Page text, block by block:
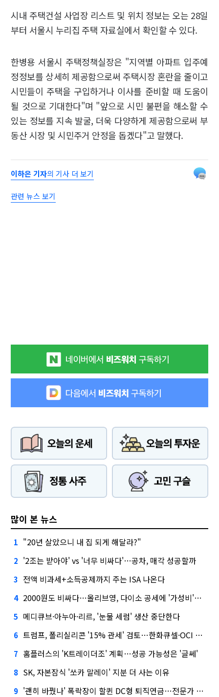
시내 주택건설 사업장 리스트 및 위치 정보는 오는 28일
부터 서울시 누리집 주택 자료실에서 확인할 수 있다.
한병용 서울시 주택정책실장은 "지역별 아파트 입주예
정정보를 상세히 제공함으로써 주택시장 혼란을 줄이고
시민들이 주택을 구입하거나 이사를 준비할 때 도움이
될 것으로 기대한다"며 "앞으로 시민 불편을 해소할 수
있는 정보를 지속 발굴, 더욱 다양하게 제공함으로써 부
동산 시장 및 시민주거 안정을 돕겠다"고 말했다.
이하은 기자의 기사 더 보기
관련 뉴스 보기
많이 본 뉴스
1 "20년 살았으니 내 집 되게 해달라?"
2 '2조는 받아야' vs '너무 비싸다'…공차, 매각 성공할까
3 전액 비과세+소득공제까지 주는 ISA 나온다
4 2000원도 비싸다…올리브영, 다이소 공세에 '가성비'로 맞불
5 메디큐브·아누아·리르, '눈물 세럼' 생산 중단한다
6 트럼프, 폴리실리콘 '15% 관세' 검토…한화큐셀·OCI 영향은?
7 홈플러스의 'K트레이더조' 계획…성공 가능성은 '글쎄'
8 SK, 자본잠식 '쏘카 말레이' 지분 더 사는 이유
9 '괜히 바꿨나' 폭락장이 할퀸 DC형 퇴직연금…전문가 조언은